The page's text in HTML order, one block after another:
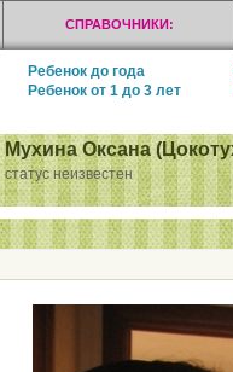
СПРАВОЧНИКИ:
Ребенок до года
Ребенок от 1 до 3 лет
Мухина Оксана
статус неизвестен